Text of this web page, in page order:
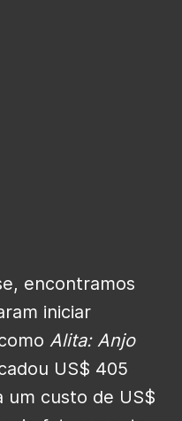
encontramos
iniciar
Alita: Anjo
US$ 405
um custo de US$